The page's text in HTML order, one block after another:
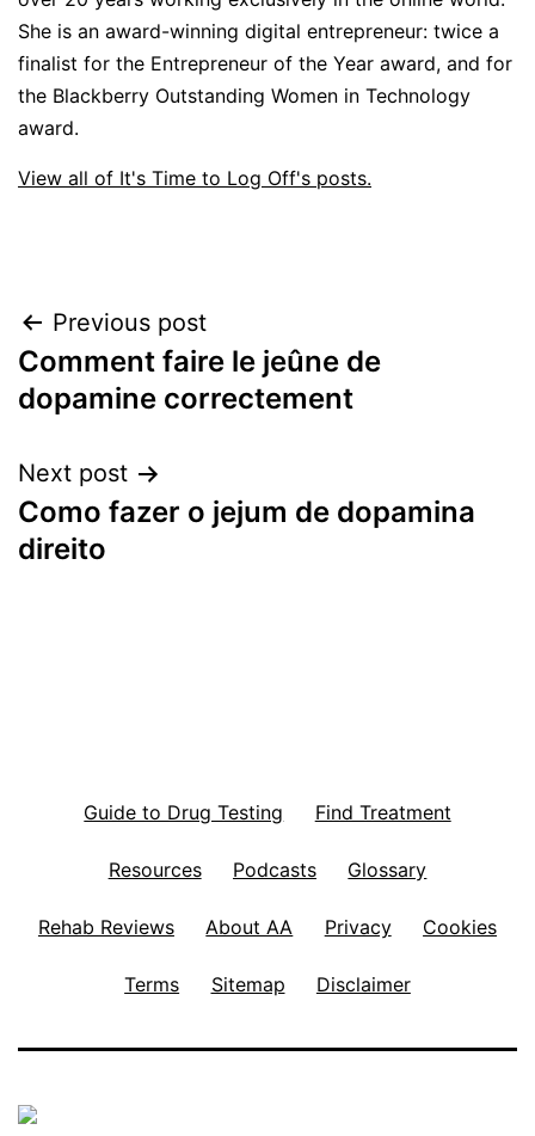
She is an award-winning digital entrepreneur: twice a
finalist for the Entrepreneur of the Year award, and for
the Blackberry Outstanding Women in Technology
award.
View all of It's Time to Log Off's posts.
Post
navigation
Previous post
Comment faire le jeûne de
dopamine correctement
Next post
Como fazer o jejum de dopamina
direito
Guide to Drug Testing Find Treatment
Resources Podcasts Glossary
Rehab Reviews About AA Privacy Cookies
Terms Sitemap Disclaimer